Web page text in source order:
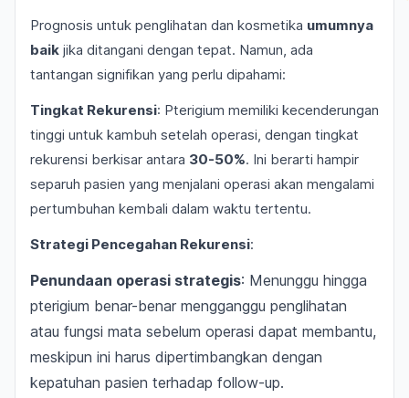
Prognosis untuk penglihatan dan kosmetika umumnya
baik jika ditangani dengan tepat. Namun, ada
tantangan signifikan yang perlu dipahami:
Tingkat Rekurensi: Pterigium memiliki kecenderungan
tinggi untuk kambuh setelah operasi, dengan tingkat
rekurensi berkisar antara 30-50%. Ini berarti hampir
separuh pasien yang menjalani operasi akan mengalami
pertumbuhan kembali dalam waktu tertentu.
Strategi Pencegahan Rekurensi:
Penundaan operasi strategis: Menunggu hingga
pterigium benar-benar mengganggu penglihatan
atau fungsi mata sebelum operasi dapat membantu,
meskipun ini harus dipertimbangkan dengan
kepatuhan pasien terhadap follow-up.